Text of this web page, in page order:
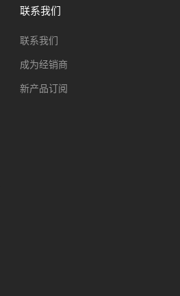
联系我们
联系我们
成为经销商
新产品订阅